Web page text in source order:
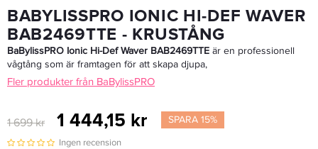
BABYLISSPRO IONIC HI-DEF WAVER
BAB2469TTE - KRUSTÅNG
BaBylissPRO Ionic Hi-Def Waver BAB2469TTE är en professionell
vågtång som är framtagen för att skapa djupa,
Fler produkter från BaBylissPRO
1 699 kr 1 444,15 kr SPARA 15%
Ingen recension